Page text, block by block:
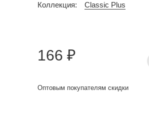
Коллекция: Classic Plus
166 ₽
Оптовым покупателям скидки